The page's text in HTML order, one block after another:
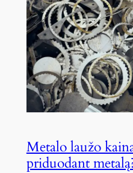
Metalo laužo
priduodant